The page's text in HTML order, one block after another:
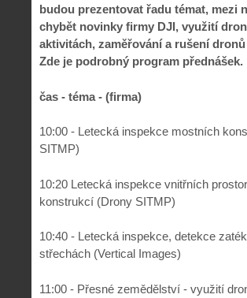
budou prezentovat řadu témat, mezi
chybět novinky firmy DJI, využití
aktivitách, zaměřování a rušení
Zde je podrobný program přednášek.
čas - téma - (firma)
10:00 - Letecká inspekce mostních
SITMP)
10:20 Letecká inspekce vnitřních
konstrukcí (Drony SITMP)
10:40 - Letecká inspekce, detekce
střechách (Vertical Images)
11:00 - Přesné zemědělství - využití